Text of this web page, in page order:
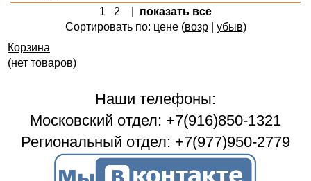
1 2
показать все
Сортировать по: цене (возр| убыв)
Корзина
(нет товаров)
Наши телефоны:
Московский отдел: +7(916)850-1321
Региональный отдел: +7(977)950-2779